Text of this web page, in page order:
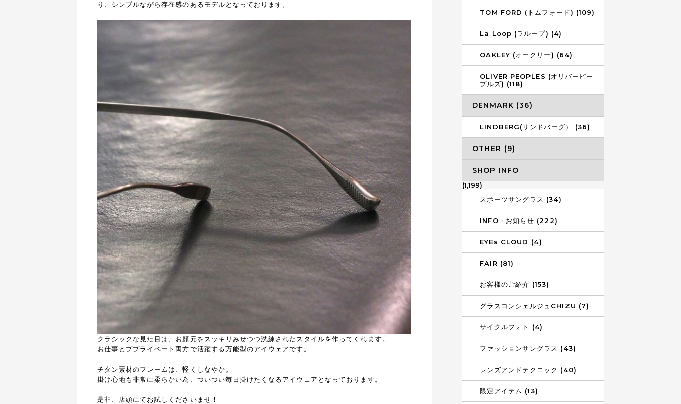
り、シンプルながら存在感のあるモデルとなっております。
クラシックな見た目は、お顔元をスッキリみせつつ洗練されたスタイルを作ってくれます。
お仕事とププライベート両方で活躍する万能型のアイウェアです。
チタン素材のフレームは、軽くしなやか。
掛け心地も非常に柔らかい為、ついつい毎日掛けたくなるアイウェアとなっております。
是非、店頭にてお試しくださいませ！
TOM FORD (トムフォード) (109)
La Loop (ラループ) (4)
OAKLEY (オークリー) (64)
OLIVER PEOPLES (オリバーピー
プルズ) (118)
DENMARK (36)
LINDBERG(リンドバーグ） (36)
OTHER (9)
SHOP INFO
(1,199)
スポーツサングラス (34)
INFO・お知らせ (222)
EYEs CLOUD (4)
FAIR (81)
お客様のご紹介 (153)
グラスコンシェルジュCHIZU (7)
サイクルフォト (4)
ファッションサングラス (43)
レンズアンドテクニック (40)
限定アイテム (13)